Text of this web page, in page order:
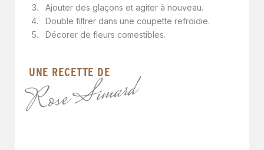
Ajouter des glaçons et agiter à nouveau.
Double filtrer dans une coupette refroidie.
Décorer de fleurs comestibles.
UNE RECETTE DE
Rose Simard